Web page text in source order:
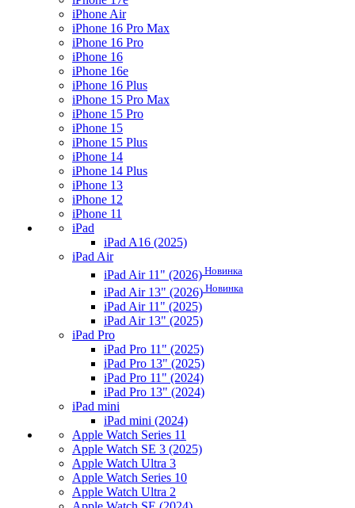
iPhone Air
iPhone 16 Pro Max
iPhone 16 Pro
iPhone 16
iPhone 16e
iPhone 16 Plus
iPhone 15 Pro Max
iPhone 15 Pro
iPhone 15
iPhone 15 Plus
iPhone 14
iPhone 14 Plus
iPhone 13
iPhone 12
iPhone 11
iPad
iPad A16 (2025)
iPad Air
iPad Air 11" (2026) Новинка
iPad Air 13" (2026) Новинка
iPad Air 11" (2025)
iPad Air 13" (2025)
iPad Pro
iPad Pro 11" (2025)
iPad Pro 13" (2025)
iPad Pro 11" (2024)
iPad Pro 13" (2024)
iPad mini
iPad mini (2024)
Apple Watch Series 11
Apple Watch SE 3 (2025)
Apple Watch Ultra 3
Apple Watch Series 10
Apple Watch Ultra 2